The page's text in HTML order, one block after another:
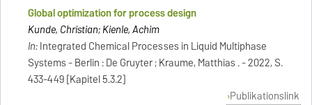
Global optimization for process design
Kunde, Christian; Kienle, Achim
In:Integrated Chemical Processes in Liquid Multiphase
Systems - Berlin : De Gruyter ; Kraume, Matthias . - 2022, S.
433-449 [Kapitel 5.3.2]
Publikationslink